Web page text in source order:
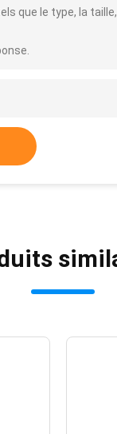
que le type, la